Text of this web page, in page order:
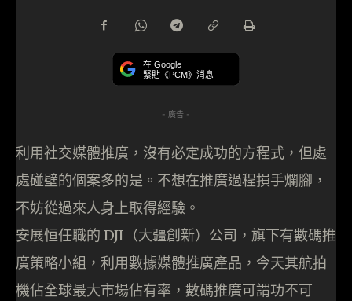
在 Google
緊貼《PCM》消息
- 廣告 -
利用社交媒體推廣，沒有必定成功的方程式，但處
處碰壁的個案多的是。不想在推廣過程損手爛腳，
不妨從過來人身上取得經驗。
安展恒任職的 DJI（大疆創新）公司，旗下有數碼推
廣策略小組，利用數據媒體推廣產品，今天其航拍
機佔全球最大市場佔有率，數碼推廣可謂功不可